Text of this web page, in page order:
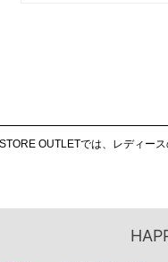
OUTLETでは、レディー